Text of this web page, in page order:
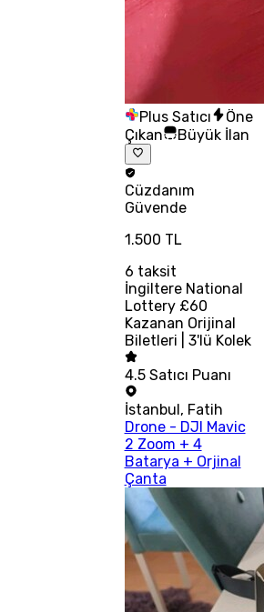
Plus Satıcı
Öne
Çıkan
Büyük İlan
Cüzdanım
Güvende
1.500 TL
6 taksit
İngiltere National
Lottery £60
Kazanan Orijinal
Biletleri | 3'lü Kolek
4.5 Satıcı Puanı
İstanbul, Fatih
Drone - DJI Mavic
2 Zoom + 4
Batarya + Orjinal
Çanta